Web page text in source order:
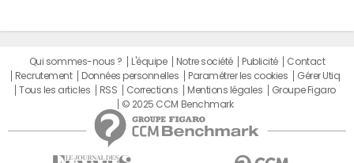
Qui sommes-nous ? L'équipe Notre société Publicité
Contact
Recrutement
Données personnelles Paramétrer les cookies
Gérer Utiq
Tous les articles
RSS Corrections Mentions légales
Groupe Figaro
© 2025 CCM Benchmark